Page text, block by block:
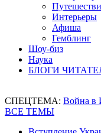
Интерьеры
Афиша
Гемблинг
Шоу-биз
Наука
БЛОГИ
СПЕЦТЕМА: Война в
ВСЕ ТЕМЫ